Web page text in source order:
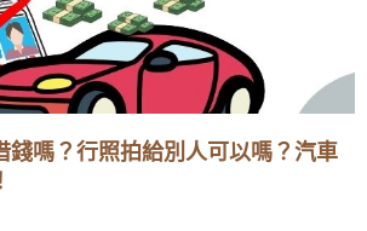
錢嗎？行照拍給別人可以嗎？汽車